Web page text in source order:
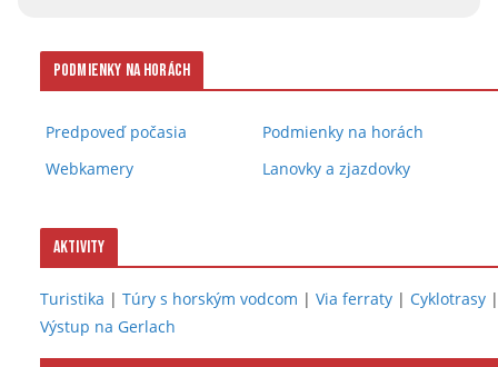
Podmienky na horách
Predpoveď počasia
Webkamery
Podmienky na horách
Lanovky a zjazdovky
Aktivity
Turistika | Túry s horským vodcom | Via ferraty | Cyklotrasy |
Výstup na Gerlach